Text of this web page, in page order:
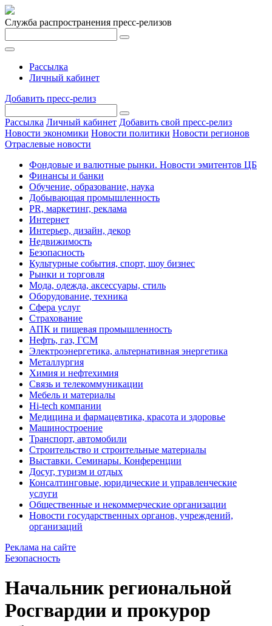
Служба распространения пресс-релизов
Рассылка
Личный кабинет
Добавить пресс-релиз
Рассылка Личный кабинет Добавить свой пресс-релиз
Новости экономики Новости политики Новости регионов
Отраслевые новости
Фондовые и валютные рынки. Новости эмитентов ЦБ
Финансы и банки
Обучение, образование, наука
Добывающая промышленность
PR, маркетинг, реклама
Интернет
Интерьер, дизайн, декор
Недвижимость
Безопасность
Культурные события, спорт, шоу бизнес
Рынки и торговля
Мода, одежда, аксессуары, стиль
Оборудование, техника
Сфера услуг
Страхование
АПК и пищевая промышленность
Нефть, газ, ГСМ
Электроэнергетика, альтернативная энергетика
Металлургия
Химия и нефтехимия
Связь и телекоммуникации
Мебель и материалы
Hi-tech компании
Медицина и фармацевтика, красота и здоровье
Машиностроение
Транспорт, автомобили
Строительство и строительные материалы
Выставки. Семинары. Конференции
Досуг, туризм и отдых
Консалтинговые, юридические и управленческие
услуги
Общественные и некоммерческие организации
Новости государственных органов, учреждений,
организаций
Реклама на сайте
Безопасность
Начальник региональной
Росгвардии и прокурор